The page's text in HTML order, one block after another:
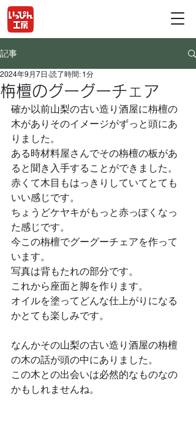
記事
栴檀のグーグーチェア
2024年9月7日 読了時間: 1分
確か以前山梨の古い造り酒屋に栴檀の
木がありそのイメージがずっと頭にあ
りました。
ある時材料屋さんでその栴檀の板があ
ると聞き入手することができました。
赤くて木目もはっきりしていてとても
いい感じです。
ちょうどケヤキがもっと赤っぽくなっ
た感じです。
今この栴檀でグーグーチェアを作って
います。
写真は背もたれの部分です。
これから座面と脚を作ります。
オイルを塗ってどんな仕上がりになる
かとても楽しみです。
なんかその山梨の古い造り酒屋の栴檀
の木の話が頭の中にありました。
この木との出会いは必然的なものなの
かもしれませんね。